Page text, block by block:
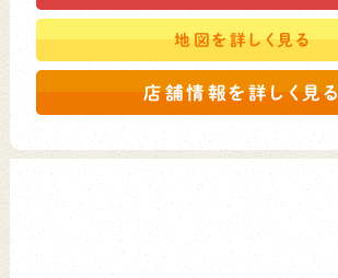
地図を詳しく見る
店舗情報を詳しく見る